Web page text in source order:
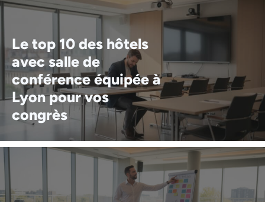
Le top 10 des hôtels
avec salle de
conférence équipée à
Lyon pour vos
congrès